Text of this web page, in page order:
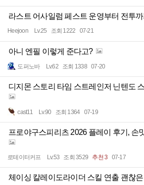
라스트 어사일럼 페스트 운영부터 전투
Heejoon Lv.25 조회 1222 07-21
아니 엔필 이렇게 준다고?
도퍼노바 Lv.62 조회 1338 07-20
디지몬 스토리 타임 스트레인저 닌텐도
cast11 Lv.90 조회 1364 07-19
프로야구스피리츠 2026 플레이 후기, 손
로테이터커프 Lv.53 조회 3529 추천 3 07-17
체이싱 칼레이도라이더 스킬 연출 괜찮